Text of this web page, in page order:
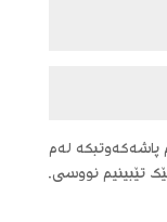
پاشەکەوتبکە لەم
تێبینیم نووسی.